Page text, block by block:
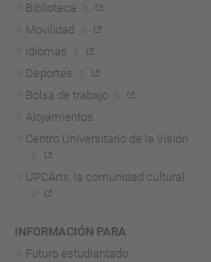
Biblioteca
Movilidad
Idiomas
Deportes
Bolsa de trabajo
Alojamientos
Centro Universitario de la Visión
UPCArts, la comunidad cultural
INFORMACIÓN PARA
Futuro estudiantado